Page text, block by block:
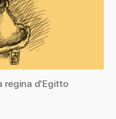
regina d'Egitto